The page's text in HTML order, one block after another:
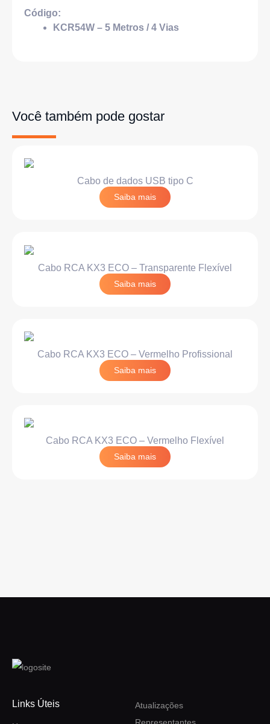
Código:
KCR54W – 5 Metros / 4 Vias
Você também pode gostar
Cabo de dados USB tipo C
Saiba mais
Cabo RCA KX3 ECO – Transparente Flexível
Saiba mais
Cabo RCA KX3 ECO – Vermelho Profissional
Saiba mais
Cabo RCA KX3 ECO – Vermelho Flexível
Saiba mais
Links Úteis
Atualizações
Representantes